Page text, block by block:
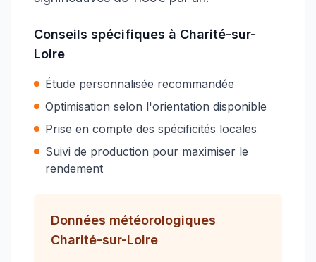
Conseils spécifiques à Charité-sur-
Loire
Étude personnalisée recommandée
Optimisation selon l'orientation disponible
Prise en compte des spécificités locales
Suivi de production pour maximiser le
rendement
Données météorologiques
Charité-sur-Loire